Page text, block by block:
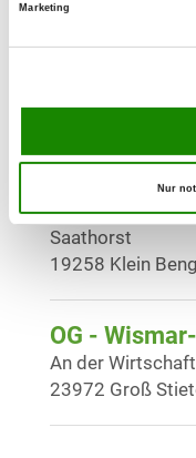
Marketing
Nur
23996 Bobitz
Lüttenmarkerstr.
19258
OG -
Saathorst
19258 Klein
OG -
An der
23972 Groß